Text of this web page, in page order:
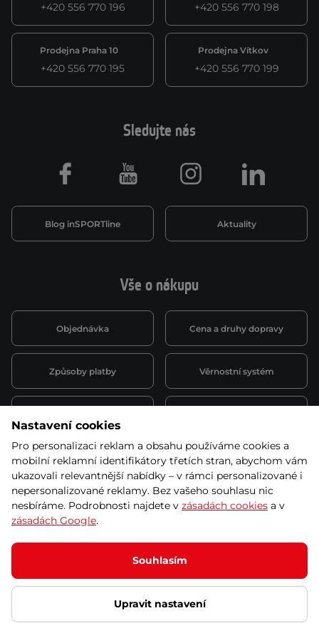
+420 556 770 196 +420 556 770 198
Prodejna Praha 10
+420 556 770 195
Prodejna Vítkov
+420 556 770 199
Vše o nákupu
Objednávka Cena a druhy dopravy
Způsoby platby Věrnostní systém
Půjčovna
obchodní podmínky
Kariéra
Sledujte nás
Blog inSPORTline Aktuality
Facebook Youtube Instagram LinkedIn
© 2026 SEVEN SPORT s.r.o Všechna práva vyhrazena
Podle zákona o evidenci tržeb je prodávající povinen vystavit
kupujícímu účtenku.
Zároveň je povinen zaevidovat přijatou tržbu u správce daně online; v
případě technického výpadku pak nejpozději do 48 hodin.
Ochrana osobních údajů Nastavení cookies Vnitřní oznamovací
Nastavení cookies
Pro personalizaci reklam a obsahu používáme cookies a
mobilní reklamní identifikátory třetích stran, abychom vám
ukazovali relevantnější nabídky – v rámci personalizované i
nepersonalizované reklamy. Bez vašeho souhlasu nic
nesbíráme. Podrobnosti najdete v zásadách cookies a v
zásadách Google.
Souhlasím
Upravit nastavení